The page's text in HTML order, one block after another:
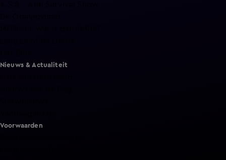
Nieuws & Actualiteit
Voorwaarden